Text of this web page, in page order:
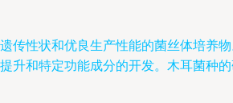
传性状和优良生产性能的菌丝体培养
升和特定功能成分的开发。木耳菌种